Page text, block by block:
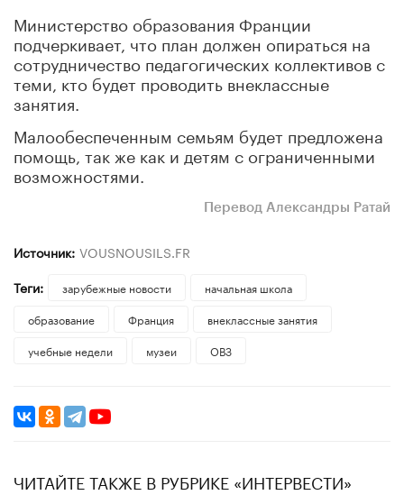
Министерство образования Франции
подчеркивает, что план должен опираться на
сотрудничество педагогических коллективов с
теми, кто будет проводить внеклассные
занятия.
Малообеспеченным семьям будет предложена
помощь, так же как и детям с ограниченными
возможностями.
Перевод Александры Ратай
Источник: VOUSNOUSILS.FR
Теги:
зарубежные новости
начальная школа
образование
Франция
внеклассные занятия
учебные недели
музеи ОВЗ
ЧИТАЙТЕ ТАКЖЕ В РУБРИКЕ «ИНТЕРВЕСТИ»